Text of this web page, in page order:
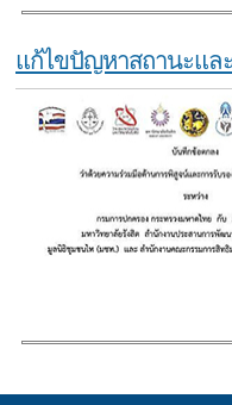
แก้ไขปัญหาสถานะแ